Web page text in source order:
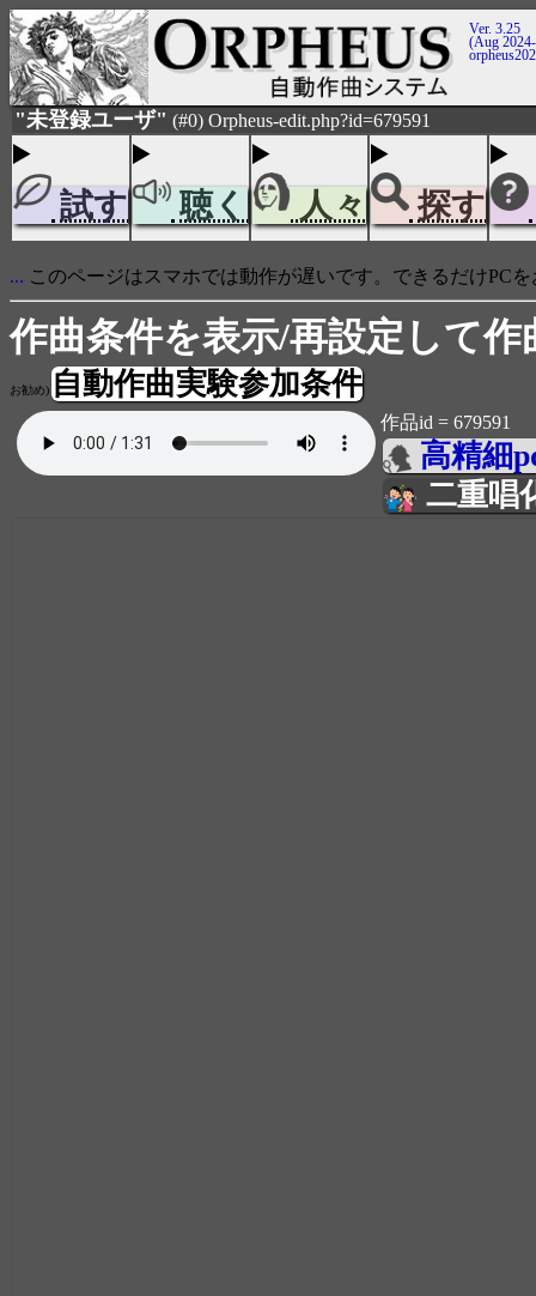
Ver. 3.25
(Aug
"未登録ユーザ" (#0) Orpheus-edit.php?id=679591
試す 聴く 人々 探す
... このページはスマホでは動作が遅いです。できるだけPC
作曲条件を表示/再設定して作
お勧め)自動作曲実験参加条件
作品id = 679591
高精細
二重唱